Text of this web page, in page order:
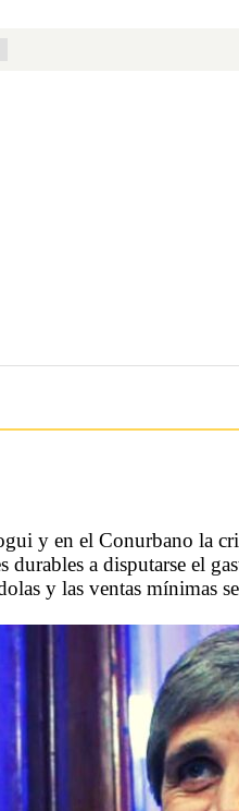
y en el Conurbano la
a disputarse el
y las ventas mínimas